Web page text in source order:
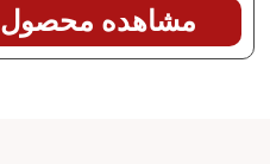
مشاهده محصول